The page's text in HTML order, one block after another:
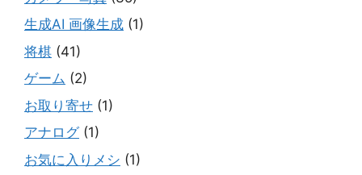
生成AI 画像生成 (1)
将棋 (41)
ゲーム (2)
お取り寄せ (1)
アナログ(1)
お気に入りメシ (1)